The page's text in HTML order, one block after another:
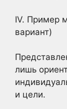
IV. Пример
вариант)
лишь
и цели.